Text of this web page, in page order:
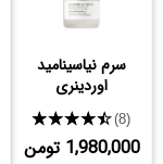
سرم نیاسینامید
اوردینری
★★★★★(8)
1,980,000 تومن